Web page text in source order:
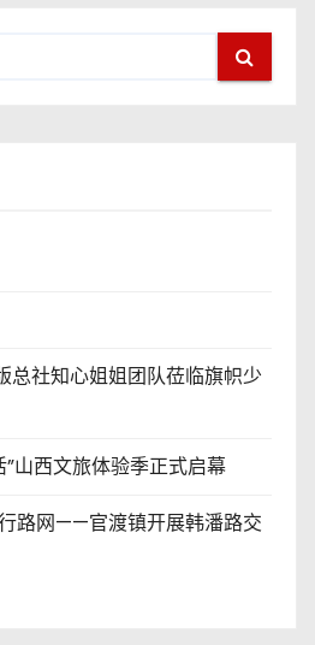
总社知心姐姐团队莅临旗帜少
山西文旅体验季正式启幕
路网——官渡镇开展韩潘路交